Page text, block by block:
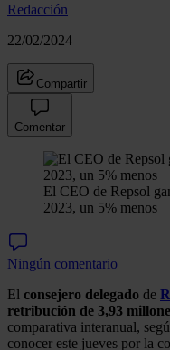
Redacción
22/02/2024
Compartir
Comentar
El CEO de Repsol
2023, un 5% menos
Ningún comentario
El consejero delegado de
retribución de 3,93
comparativa interanual,
conocer este jueves por la